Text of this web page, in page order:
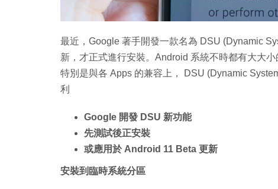
最近，Google 著手開發一款名為 DSU (Dynamic
新，才正式進行安裝。Android 系統不時都有大大
特別是與各 Apps 的兼容上， DSU (Dynamic
利
Google 開發 DSU 新功能
先測試後正安裝
或應用於 Android 11 Beta 更新
安裝到臨時系統分區